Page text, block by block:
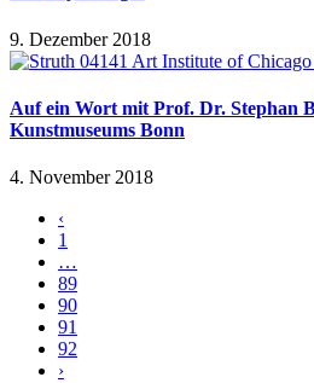
9. Dezember 2018
Auf ein Wort mit Prof. Dr. Stephan
Kunstmuseums Bonn
4. November 2018
‹
1
…
89
90
91
92
›